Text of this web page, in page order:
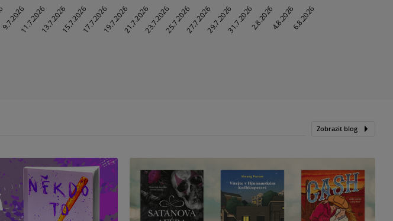
Zobrazit blog